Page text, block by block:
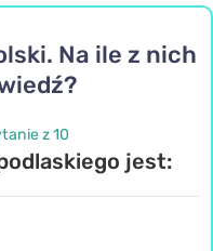
Na ile z nich
z 10
jest: